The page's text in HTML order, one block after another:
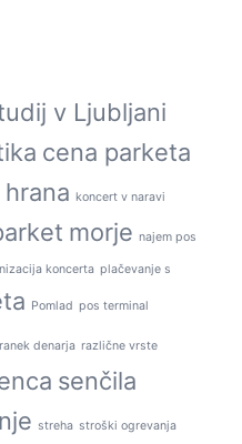
v Ljubljani
cena parketa
hrana koncert v naravi
morje najem pos
koncerta plačevanje s
Pomlad pos terminal
denarja različne vrste
senčila
streha stroški ogrevanja